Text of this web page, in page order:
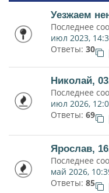
Уезжаем
Последнее
июл 2023,
Ответы: 30
Николай,
Последнее
июл 2026,
Ответы: 69
Ярослав,
Последнее
май 2026,
Ответы: 85